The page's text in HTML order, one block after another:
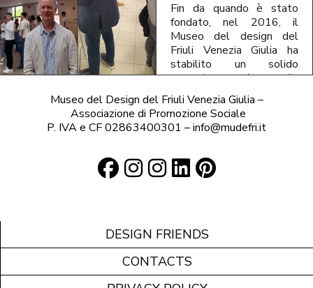
Fin da quando è stato
fondato, nel 2016, il
Museo del design del
Friuli Venezia Giulia ha
stabilito un solido
rapporto con le scuole
medie superiori di
secondo grado,
innescando progetti che
fondano su una visione
progetto come
strumento formativo,
inserisce l’appoggio che il
MuDeFri ha dato ad un
progetto speciale:
in mostra
Doris Cutrino per l’ISIS
Museo del Design del Friuli Venezia Giulia –
Associazione di Promozione Sociale
P. IVA e CF 02863400301 – info@mudefri.it
DESIGN FRIENDS
CONTACTS